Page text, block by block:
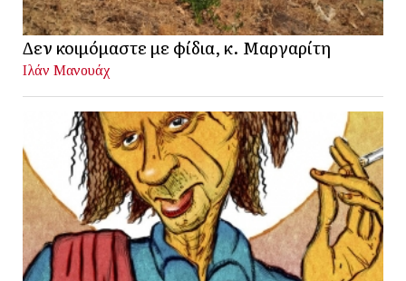
Δεν κοιμόμαστε με φίδια, κ. Μαργαρίτη
Ιλάν Μανουάχ